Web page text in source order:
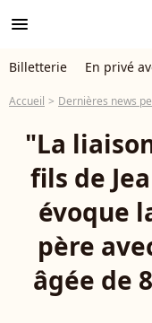
menu
Billetterie En privé
Accueil Dernières news
"La
fils de
évoque
père
âgée de